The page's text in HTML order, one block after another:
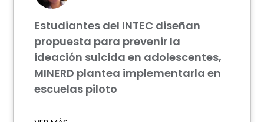
Estudiantes del INTEC diseñan
propuesta para prevenir la
ideación suicida en adolescentes,
MINERD plantea implementarla en
escuelas piloto